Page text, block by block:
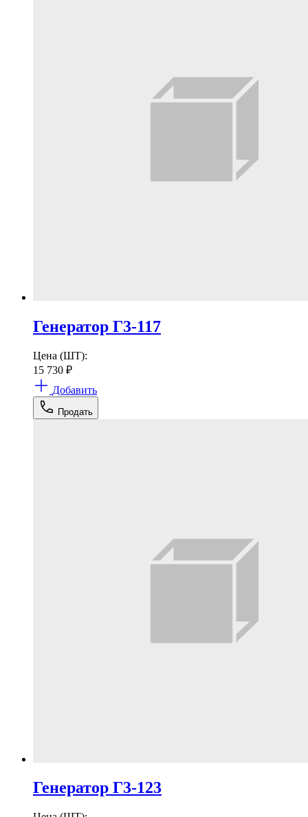
Генератор Г3-117
Цена (ШТ):
15 730 ₽
Добавить
Продать
Генератор Г3-123